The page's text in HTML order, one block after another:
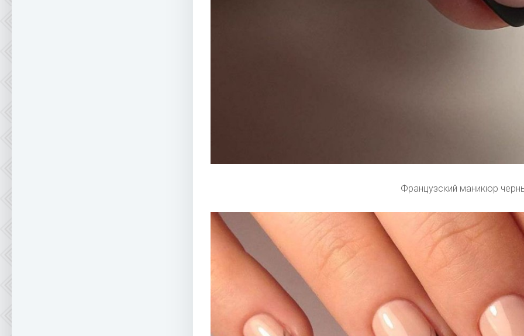
Французский маникюр